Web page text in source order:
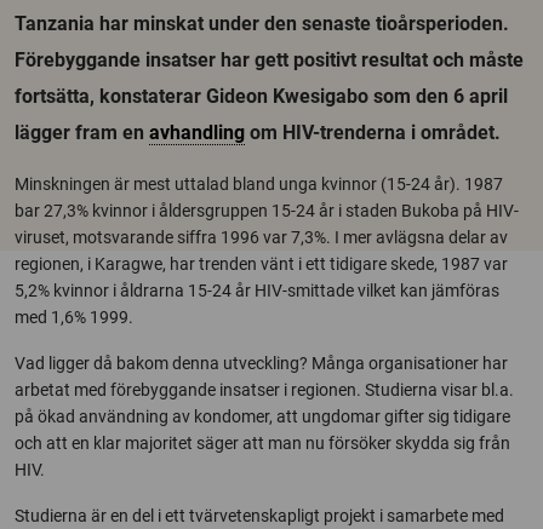
Tanzania har minskat under den senaste tioårsperioden.
Förebyggande insatser har gett positivt resultat och måste
fortsätta, konstaterar Gideon Kwesigabo som den 6 april
lägger fram en avhandling om HIV-trenderna i området.
Minskningen är mest uttalad bland unga kvinnor (15-24 år). 1987
bar 27,3% kvinnor i åldersgruppen 15-24 år i staden Bukoba på HIV-
viruset, motsvarande siffra 1996 var 7,3%. I mer avlägsna delar av
regionen, i Karagwe, har trenden vänt i ett tidigare skede, 1987 var
5,2% kvinnor i åldrarna 15-24 år HIV-smittade vilket kan jämföras
med 1,6% 1999.
Vad ligger då bakom denna utveckling? Många organisationer har
arbetat med förebyggande insatser i regionen. Studierna visar bl.a.
på ökad användning av kondomer, att ungdomar gifter sig tidigare
och att en klar majoritet säger att man nu försöker skydda sig från
HIV.
Studierna är en del i ett tvärvetenskapligt projekt i samarbete med